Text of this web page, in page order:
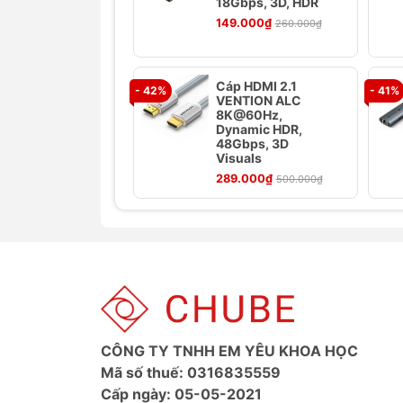
Tốc độ truyền dữ liệu nhanh
tốc độ truy xuất dữ liệu.
Tương thích rộng rãi:Hỗ trợ cả ổ
và thiết bị.
Nguồn điện ổn định:
Nguồn 12V-
động ổn định.
Hỗ trợ UASP:Tăng tốc độ truyền
Cắm là chạy:Dễ dàng sử dụng,
Ảnh sản phẩm
149.000₫ 260.000₫
- 42%
Cáp HDMI 2.1
VENTION ALC
8K@60Hz,
Dynamic HDR,
48Gbps, 3D
Visuals
289.000₫ 500.000₫
- 41%
CÔNG TY TNHH EM YÊU KHOA HỌC
Mã số thuế: 0316835559
Cấp ngày: 05-05-2021